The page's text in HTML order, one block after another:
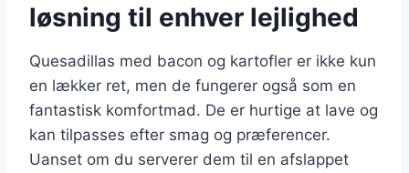
løsning til enhver lejlighed
Quesadillas med bacon og kartofler er ikke kun
en lækker ret, men de fungerer også som en
fantastisk komfortmad. De er hurtige at lave og
kan tilpasses efter smag og præferencer.
Uanset om du serverer dem til en afslappet